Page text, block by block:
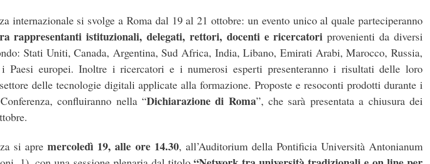
internazionale si svolge a Roma dal 19 al 21 ottobre: un evento unico al quale parteciperanno
rappresentanti istituzionali, delegati, rettori, docenti e ricercatoriprovenienti da diversi
Stati Uniti, Canada, Argentina, Sud Africa, India, Libano, Emirati Arabi, Marocco, Russia,
Paesi europei. Inoltre i ricercatori e i numerosi esperti presenteranno i risultati delle loro
delle tecnologie digitali applicate alla formazione. Proposte e resoconti prodotti durante i
confluiranno nella “Dichiarazione di Roma”, che sarà presentata a chiusura dei
si apremercoledì 19, alle ore 14.30, all’Auditorium della Pontificia Università Antonianum